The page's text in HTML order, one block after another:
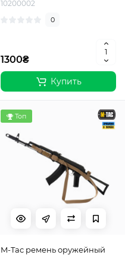
10200002
0
1300₴
Купить
Топ
M-Tac ремень оружейный